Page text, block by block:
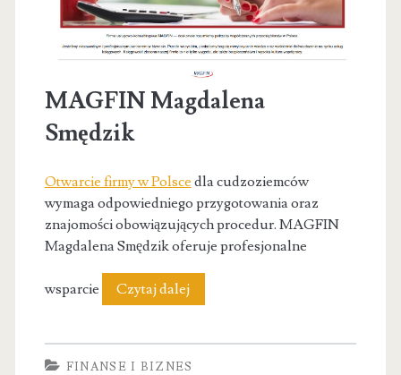
biznes
MAGFIN Magdalena
Smędzik
Otwarcie firmy w Polsce dla cudzoziemców
wymaga odpowiedniego przygotowania oraz
znajomości obowiązujących procedur. MAGFIN
Magdalena Smędzik oferuje profesjonalne
wsparcie Czytaj dalejMAGFIN
FINANSE I BIZNES